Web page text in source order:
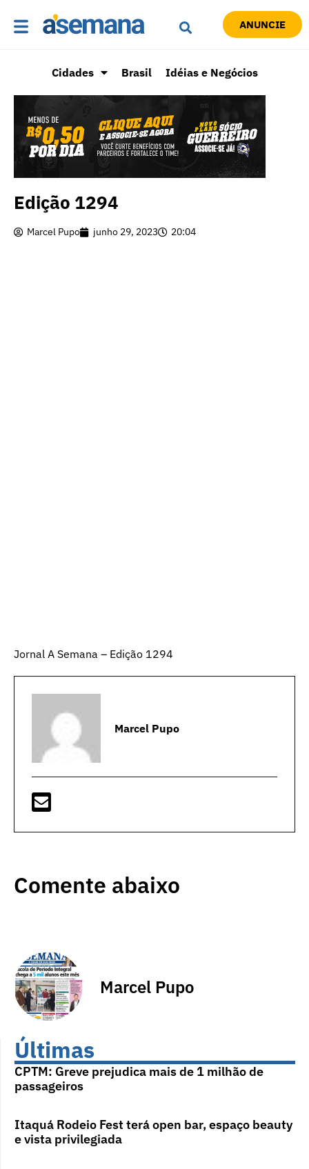
ANUNCIE
Cidades Brasil Idéias e Negócios
Edição 1294
Marcel Pupo junho 29, 2023 20:04
Jornal A Semana – Edição 1294
Marcel Pupo
Comente abaixo
Marcel Pupo
Últimas
CPTM: Greve prejudica mais de 1 milhão de
passageiros
Itaquá Rodeio Fest terá open bar, espaço beauty
e vista privilegiada